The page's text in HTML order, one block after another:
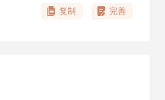
复制 完善